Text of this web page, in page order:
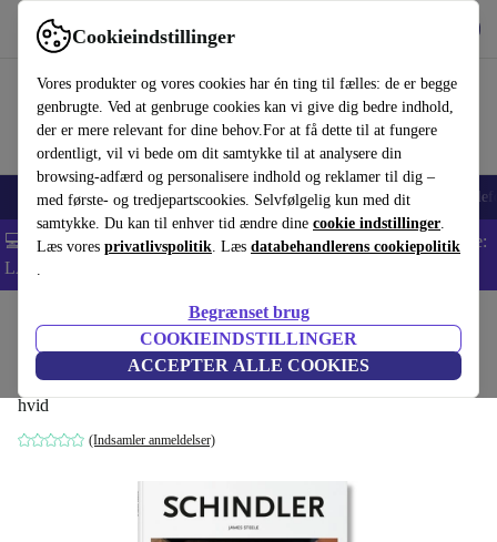
Cookieindstillinger
Vores produkter og vores cookies har én ting til fælles: de er begge
genbrugte. Ved at genbruge cookies kan vi give dig bedre indhold,
der er mere relevant for dine behov.For at få dette til at fungere
ordentligt, vil vi bede om dit samtykke til at analysere din
browsing-adfærd og personalisere indhold og reklamer til dig –
med første- og tredjepartscookies. Selvfølgelig kun med dit
samtykke. Du kan til enhver tid ændre dine cookie indstillinger.
Læs vores privatlivspolitik. Læs databehandlerens cookiepolitik
.
Begrænset brug
COOKIEINDSTILLINGER
ACCEPTER ALLE COOKIES
Brug refurbed hurtigt og nemt
Smartphones Bærbare Tablets Smartwatches Tilbehør
💻 Ekstra 5% rabat på alle MacBooks og bærbare computere - Kode:
LAPTOP5 -
Husholdning Møbler
Schindler i Englisch
hvid
(Indsamler anmeldelser)